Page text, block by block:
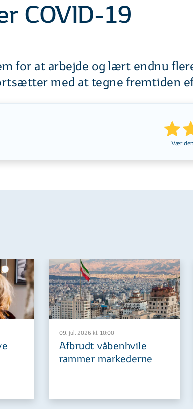
COVID-19
for at arbejde og lært endnu
med at tegne fremtiden
Vær
09. jul. 2026 kl. 10:00
Afbrudt våbenhvile
rammer markederne